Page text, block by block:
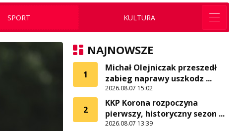
SPORT KULTURA
NAJNOWSZE
1
Michał Olejniczak przeszedł
zabieg naprawy uszkodz ...
2026.08.07 15:02
2
KKP Korona rozpoczyna
pierwszy, historyczny sezon ...
2026.08.07 13:39